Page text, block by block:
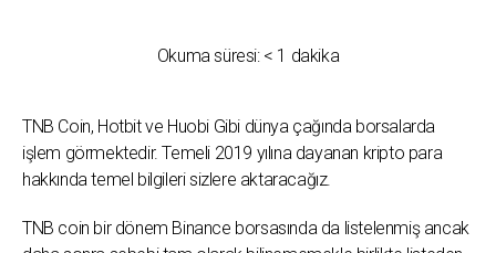
Okuma süresi: < 1 dakika
TNB Coin, Hotbit ve Huobi Gibi dünya çağında borsalarda
işlem görmektedir. Temeli 2019 yılına dayanan kripto para
hakkında temel bilgileri sizlere aktaracağız.
TNB coin bir dönem Binance borsasında da listelenmiş ancak